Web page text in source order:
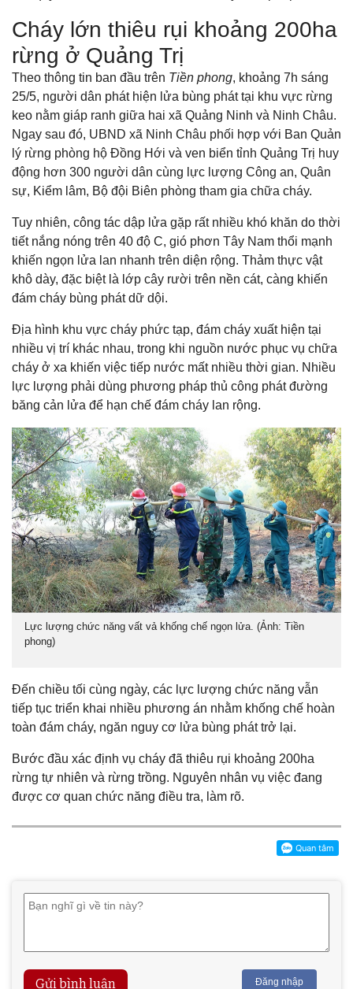
Cháy lớn thiêu rụi khoảng 200ha
rừng ở Quảng Trị
Theo thông tin ban đầu trên Tiền phong, khoảng 7h sáng
25/5, người dân phát hiện lửa bùng phát tại khu vực rừng
keo nằm giáp ranh giữa hai xã Quảng Ninh và Ninh Châu.
Ngay sau đó, UBND xã Ninh Châu phối hợp với Ban Quản
lý rừng phòng hộ Đồng Hới và ven biển tỉnh Quảng Trị huy
động hơn 300 người dân cùng lực lượng Công an, Quân
sự, Kiểm lâm, Bộ đội Biên phòng tham gia chữa cháy.
Tuy nhiên, công tác dập lửa gặp rất nhiều khó khăn do thời
tiết nắng nóng trên 40 độ C, gió phơn Tây Nam thổi mạnh
khiến ngọn lửa lan nhanh trên diện rộng. Thảm thực vật
khô dày, đặc biệt là lớp cây rười trên nền cát, càng khiến
đám cháy bùng phát dữ dội.
Địa hình khu vực cháy phức tạp, đám cháy xuất hiện tại
nhiều vị trí khác nhau, trong khi nguồn nước phục vụ chữa
cháy ở xa khiến việc tiếp nước mất nhiều thời gian. Nhiều
lực lượng phải dùng phương pháp thủ công phát đường
băng cản lửa để hạn chế đám cháy lan rộng.
Lực lượng chức năng vất vả khống chế ngọn lửa. (Ảnh: Tiền
phong)
Đến chiều tối cùng ngày, các lực lượng chức năng vẫn
tiếp tục triển khai nhiều phương án nhằm khống chế hoàn
toàn đám cháy, ngăn nguy cơ lửa bùng phát trở lại.
Bước đầu xác định vụ cháy đã thiêu rụi khoảng 200ha
rừng tự nhiên và rừng trồng. Nguyên nhân vụ việc đang
được cơ quan chức năng điều tra, làm rõ.
Gửi bình luận Đăng nhập